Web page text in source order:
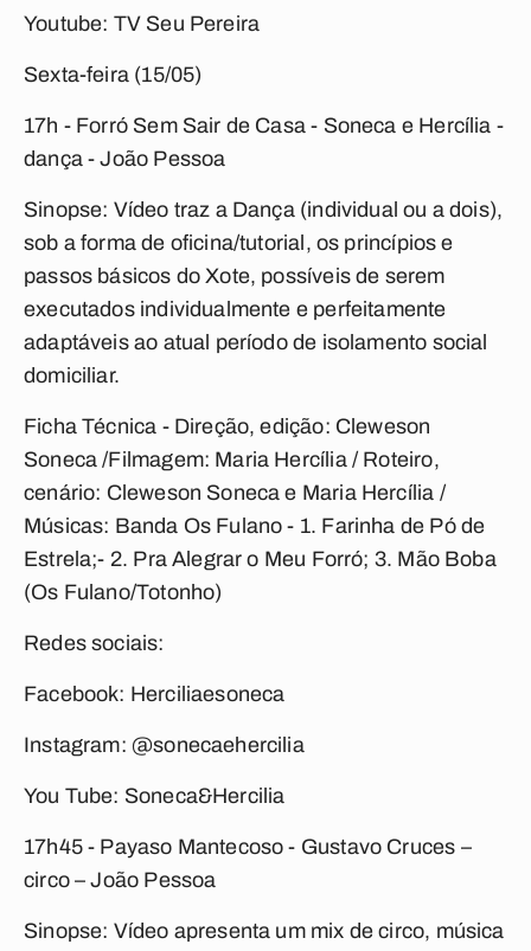
Youtube: TV Seu Pereira
Sexta-feira (15/05)
17h - Forró Sem Sair de Casa - Soneca e Hercília -
dança - João Pessoa
Sinopse: Vídeo traz a Dança (individual ou a dois),
sob a forma de oficina/tutorial, os princípios e
passos básicos do Xote, possíveis de serem
executados individualmente e perfeitamente
adaptáveis ao atual período de isolamento social
domiciliar.
Ficha Técnica - Direção, edição: Cleweson
Soneca /Filmagem: Maria Hercília / Roteiro,
cenário: Cleweson Soneca e Maria Hercília /
Músicas: Banda Os Fulano - 1. Farinha de Pó de
Estrela;- 2. Pra Alegrar o Meu Forró; 3. Mão Boba
(Os Fulano/Totonho)
Redes sociais:
Facebook: Herciliaesoneca
Instagram: @sonecaehercilia
You Tube: Soneca&Hercilia
17h45 - Payaso Mantecoso - Gustavo Cruces –
circo – João Pessoa
Sinopse: Vídeo apresenta um mix de circo, música